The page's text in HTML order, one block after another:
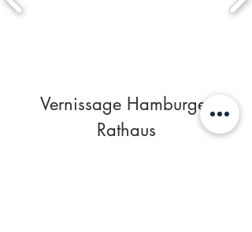
Vernissage Hamburger
Rathaus